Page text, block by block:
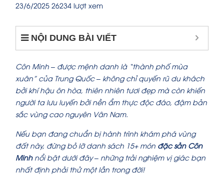
23/6/2025 26234 lượt xem
NỘI DUNG BÀI VIẾT
Côn Minh – được mệnh danh là “thành phố mùa
xuân” của Trung Quốc – không chỉ quyến rũ du khách
bởi khí hậu ôn hòa, thiên nhiên tươi đẹp mà còn khiến
người ta lưu luyến bởi nền ẩm thực độc đáo, đậm bản
sắc vùng cao nguyên Vân Nam.
Nếu bạn đang chuẩn bị hành trình khám phá vùng
đất này, đừng bỏ lỡ danh sách 15+ món đặc sản Côn
Minhnổi bật dưới đây – những trải nghiệm vị giác bạn
nhất định phải thử một lần trong đời!